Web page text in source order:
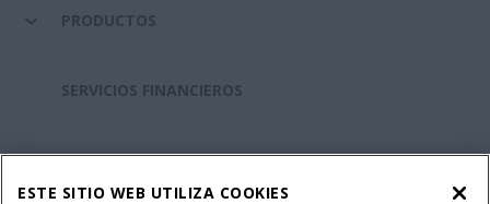
PRODUCTOS
SERVICIOS FINANCIEROS
REPUESTOS Y SERVICIOS
ESTE SITIO WEB UTILIZA COOKIES